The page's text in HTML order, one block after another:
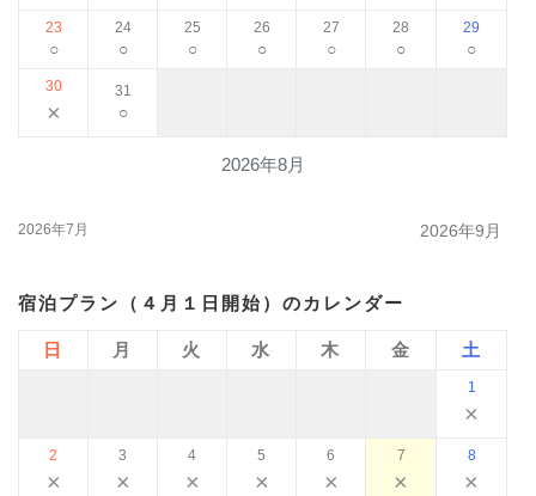
2026年8月
23
○
24
○
25
○
26
○
27
○
28
○
29
○
30
×
31
○
2026年7月 2026年9月
宿泊プラン（４月１日開始）のカレンダー
日 月 火 水 木 金 土
1
×
2
×
3
×
4
×
5
×
6
×
7
×
8
×